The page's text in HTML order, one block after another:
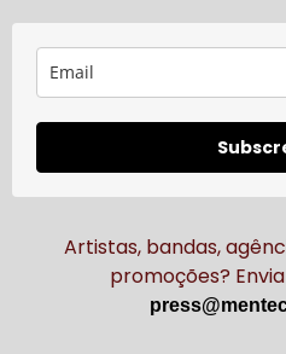
Artistas, bandas,
promoções?